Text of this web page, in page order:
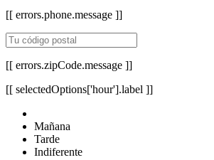
[[ errors.phone.message ]]
[[ errors.zipCode.message ]]
[[ selectedOptions['hour'].label ]]
Mañana
Tarde
Indiferente